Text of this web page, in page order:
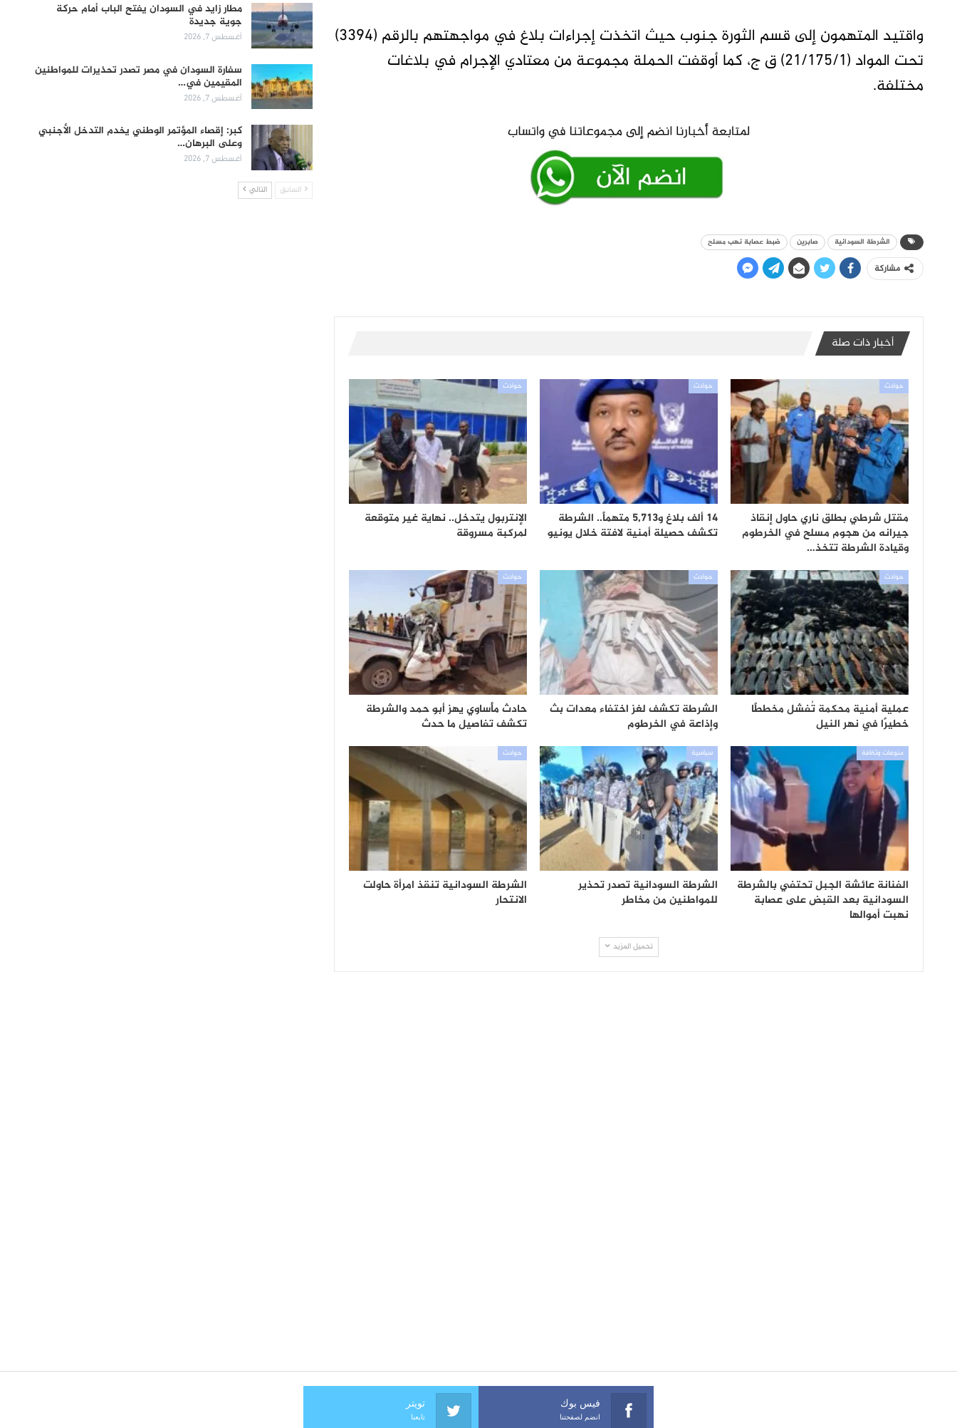
واقتيد المتهمون إلى قسم الثورة جنوب حيث اتخذت إجراءات بلاغ في مواجهتهم بالرقم (3394)
تحت المواد (21/175/1) ق ج، كما أوقفت الحملة مجموعة من معتادي الإجرام في بلاغات
مختلفة.
الشرطة السودانية صابرين ضبط عصابة نهب مسلح
مشاركة
أخبار ذات صلة
حوادث
مقتل شرطي بطلق ناري حاول إنقاذ
جيرانه من هجوم مسلح في الخرطوم
وقيادة الشرطة تتخذ…
حوادث
14 ألف بلاغ و5,713 متهماً.. الشرطة
تكشف حصيلة أمنية لافتة خلال يونيو
حوادث
الإنتربول يتدخل.. نهاية غير متوقعة
لمركبة مسروقة
حوادث
عملية أمنية محكمة تُفشل مخططًا
خطيرًا في نهر النيل
حوادث
الشرطة تكشف لغز اختفاء معدات بث
وإذاعة في الخرطوم
حوادث
حادث مأساوي يهز أبو حمد والشرطة
تكشف تفاصيل ما حدث
منوعات وثقافة
الفنانة عائشة الجبل تحتفي بالشرطة
السودانية بعد القبض على عصابة
نهبت أموالها
سياسية
الشرطة السودانية تصدر تحذير
للمواطنين من مخاطر
حوادث
الشرطة السودانية تنقذ امرأة حاولت
الانتحار
تحميل المزيد
مطار زايد في السودان يفتح الباب أمام حركة
جوية جديدة
أغسطس 7, 2026
سفارة السودان في مصر تصدر تحذيرات للمواطنين
المقيمين في…
أغسطس 7, 2026
كبر: إقصاء المؤتمر الوطني يخدم التدخل الأجنبي
وعلى البرهان…
أغسطس 7, 2026
السابق التالي
فيس بوك
انضم لصفحتنا
تويتر
تابعنا